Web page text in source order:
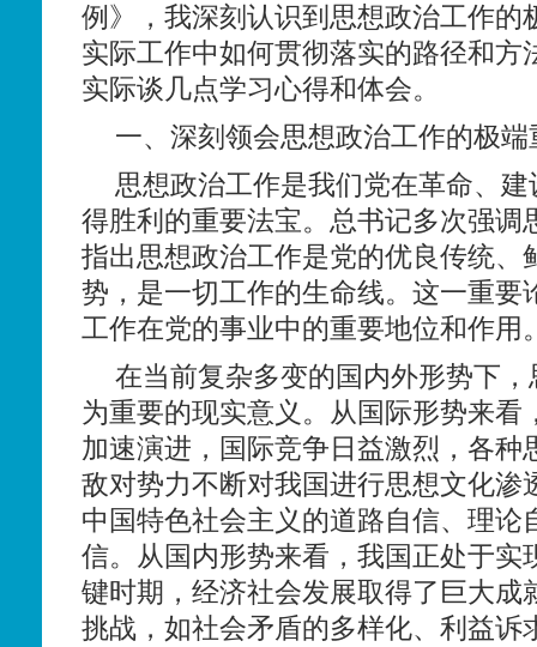
例》，我深刻认识到思想政治工作的
实际工作中如何贯彻落实的路径和方
实际谈几点学习心得和体会。
一、深刻领会思想政治工作的极端
思想政治工作是我们党在革命、
得胜利的重要法宝。总书记多次强调
指出思想政治工作是党的优良传统、
势，是一切工作的生命线。这一重要
工作在党的事业中的重要地位和作用
在当前复杂多变的国内外形势下
为重要的现实意义。从国际形势来看
加速演进，国际竞争日益激烈，各种
敌对势力不断对我国进行思想文化渗
中国特色社会主义的道路自信、理论
信。从国内形势来看，我国正处于实
键时期，经济社会发展取得了巨大成
挑战，如社会矛盾的多样化、利益诉